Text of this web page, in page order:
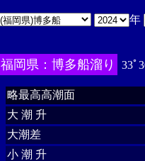
年
福岡県：博多船溜り 33ﾟ
略最高高潮面
大 潮 升
大潮差
小 潮 升